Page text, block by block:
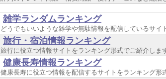
雑学ランダムランキング
どうでもいいような雑学や無駄情報を配信しているサイ
旅行・宿泊情報ランキング
旅行に役立つ情報サイトをランキング形式でご紹介しま
健康長寿情報ランキング
健康長寿に役立つ情報を配信するサイトをランキング形